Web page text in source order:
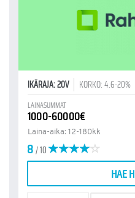
IKÄRAJA: 20V KORKO: 4.6-20%
LAINASUMMAT
1000-60000€
Laina-aika: 12-180kk
8/ 10
HAE